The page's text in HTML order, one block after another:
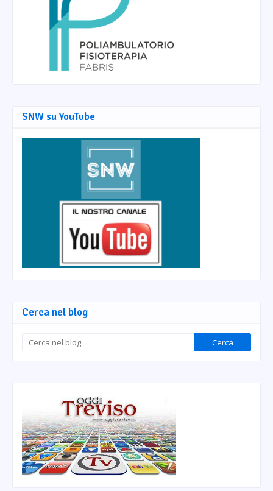
SNW su YouTube
Cerca nel blog